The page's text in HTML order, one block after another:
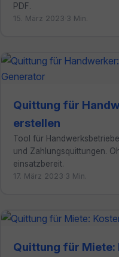
PDF.
15. März 2023 3 Min.
Quittung für
erstellen
Tool für
und Zahlungsquittungen.
einsatzbereit.
17. März 2023 3 Min.
Quittung für Miete: